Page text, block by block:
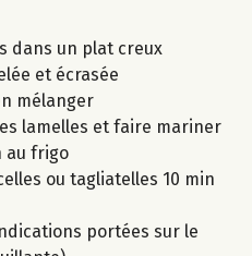
dans un plat creux
et écrasée
mélanger
lamelles et faire mariner
au frigo
ou tagliatelles 10 min
portées sur le